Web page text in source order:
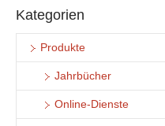
Kategorien
Produkte
Jahrbücher
Online-Dienste